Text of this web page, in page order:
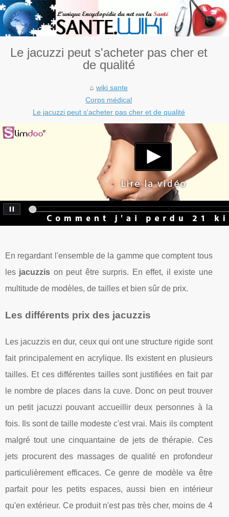
Le jacuzzi peut s'acheter pas cher et
de qualité
wiki sante
Corps médical
Le jacuzzi peut s'acheter pas cher et de qualité
En regardant l'ensemble de la gamme que comptent tous
les jacuzzis on peut être surpris. En effet, il existe une
multitude de modèles, de tailles et bien sûr de prix.
Les différents prix des jacuzzis
Les jacuzzis en dur, ceux qui ont une structure rigide sont
fait principalement en acrylique. Ils existent en plusieurs
tailles. Et ces différentes tailles sont justifiées en fait par
le nombre de places dans la cuve. Donc on peut trouver
un petit jacuzzi pouvant accueillir deux personnes à la
fois. Ils sont de taille modeste c'est vrai. Mais ils comptent
malgré tout une cinquantaine de jets de thérapie. Ces
jets procurent des massages de qualité en profondeur
particulièrement efficaces. Ce genre de modèle va être
parfait pour les petits espaces, aussi bien en intérieur
qu'en extérieur. Ce produit n'est pas très cher, moins de 4